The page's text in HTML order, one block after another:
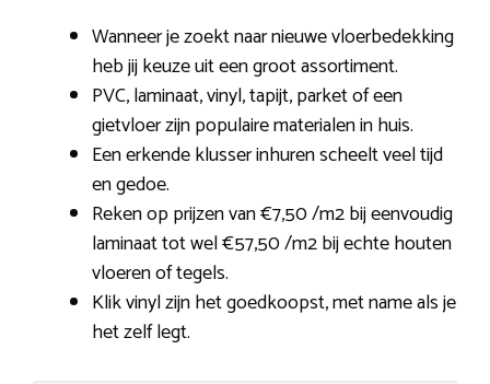
Wanneer je zoekt naar nieuwe vloerbedekking
heb jij keuze uit een groot assortiment.
PVC, laminaat, vinyl, tapijt, parket of een
gietvloer zijn populaire materialen in huis.
Een erkende klusser inhuren scheelt veel tijd
en gedoe.
Reken op prijzen van €7,50 /m2 bij eenvoudig
laminaat tot wel €57,50 /m2 bij echte houten
vloeren of tegels.
Klik vinyl zijn het goedkoopst, met name als je
het zelf legt.